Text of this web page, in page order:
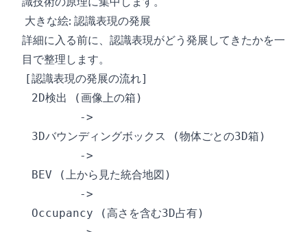
大きな絵: 認識表現の発展
詳細に入る前に、認識表現がどう発展してきたかを一
目で整理します。